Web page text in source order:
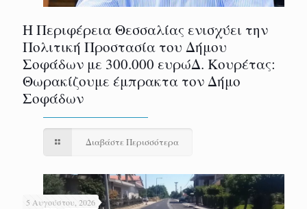
Η Περιφέρεια Θεσσαλίας ενισχύει την
Πολιτική Προστασία του Δήμου
Σοφάδων με 300.000 ευρώΔ. Κουρέτας:
Θωρακίζουμε έμπρακτα τον Δήμο
Σοφάδων
Διαβάστε Περισσότερα
5 Αυγούστου, 2026